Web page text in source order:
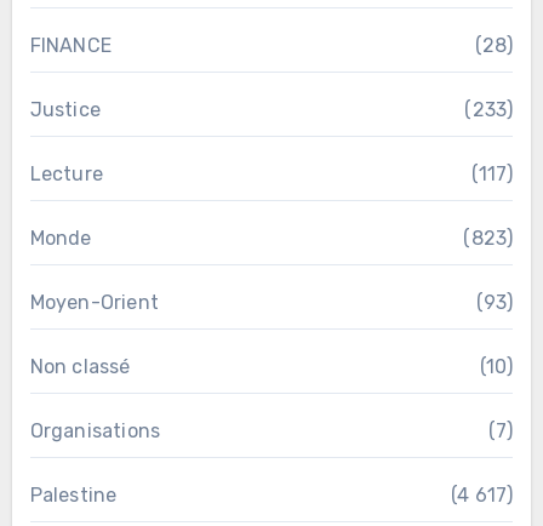
FINANCE (28)
Justice (233)
Lecture (117)
Monde (823)
Moyen-Orient (93)
Non classé (10)
Organisations (7)
Palestine (4 617)